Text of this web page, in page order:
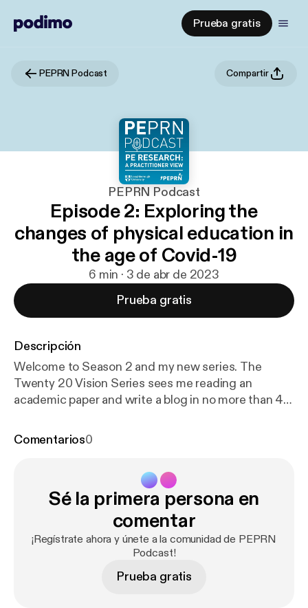
Prueba gratis
PEPRN Podcast Compartir
PEPRN Podcast
Episode 2: Exploring the
changes of physical education in
the age of Covid-19
6 min · 3 de abr de 2023
Prueba gratis
Descripción
Welcome to Season 2 and my new series. The
Twenty 20 Vision Series sees me reading an
academic paper and write a blog in no more than 40
writing (this twenty 20). Whatever emerges is then
integrity and usefulness of PEPRN. In this Podcast,
I read the Twenty 20 Vision blog (published 10th
March 2023) which explores Valeria Varea and
colleagues’ 2022 paper “Exploring the changes of
physical education in the age of Covid-19”.
Comentarios0
Sé la primera persona en
comentar
¡Regístrate ahora y únete a la comunidad de PEPRN
Podcast!
Prueba gratis